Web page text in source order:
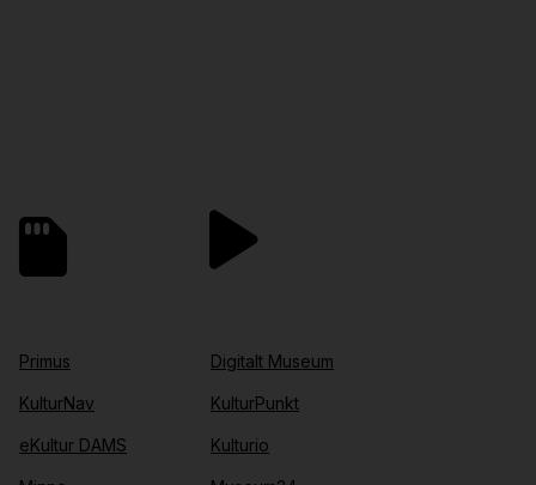
Primus
KulturNav
eKultur DAMS
Digitalt Museum
KulturPunkt
Kulturio